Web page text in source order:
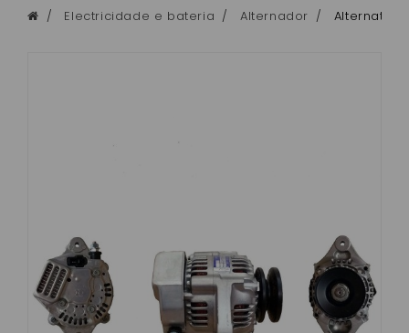
Electricidade e bateria Alternador